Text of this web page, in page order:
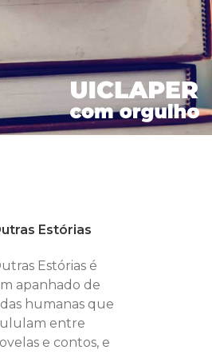
Estórias
Estórias é
apanhado de
humanas que
entre
e contos, e